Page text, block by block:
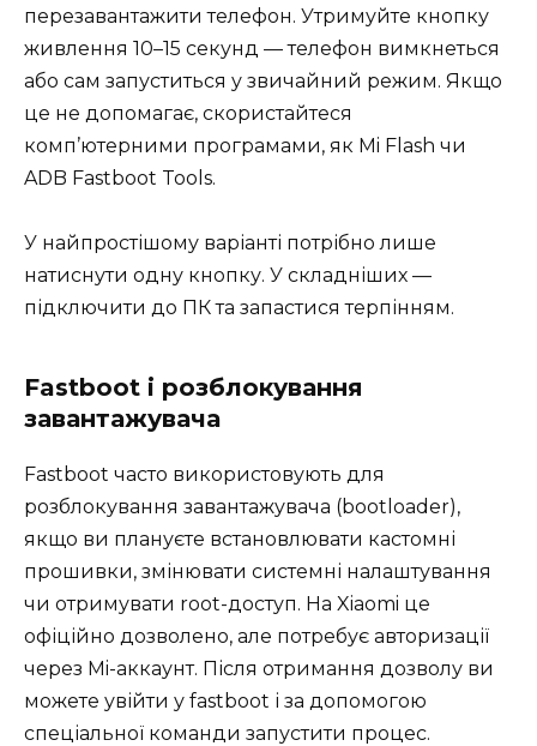
перезавантажити телефон. Утримуйте кнопку
живлення 10–15 секунд — телефон вимкнеться
або сам запуститься у звичайний режим. Якщо
це не допомагає, скористайтеся
комп’ютерними програмами, як Mi Flash чи
ADB Fastboot Tools.
У найпростішому варіанті потрібно лише
натиснути одну кнопку. У складніших —
підключити до ПК та запастися терпінням.
Fastboot і розблокування
завантажувача
Fastboot часто використовують для
розблокування завантажувача (bootloader),
якщо ви плануєте встановлювати кастомні
прошивки, змінювати системні налаштування
чи отримувати root-доступ. На Xiaomi це
офіційно дозволено, але потребує авторизації
через Mi-аккаунт. Після отримання дозволу ви
можете увійти у fastboot і за допомогою
спеціальної команди запустити процес.